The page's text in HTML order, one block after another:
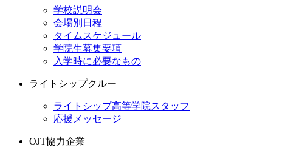
学校説明会
会場別日程
タイムスケジュール
学院生募集要項
入学時に必要なもの
ライトシップクルー
ライトシップ高等学院スタッフ
応援メッセージ
OJT協力企業